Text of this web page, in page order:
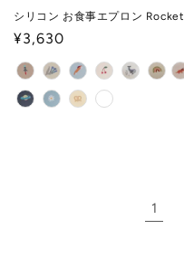
シリコン お食事エプロン Rocket
通
常
価
格
¥3,630
1